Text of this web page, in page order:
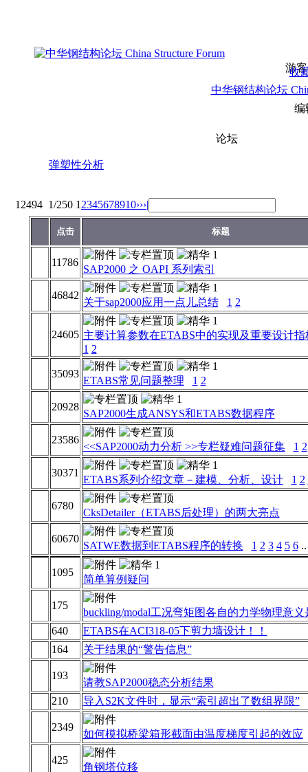
游
收
中华钢结构论坛
论坛
弹塑性分析
12494 1/250 1 2345678910›››|
点击 标题
11786
SAP2000 之 OAPI 系列索引
46842
关于sap2000应用一点儿总结 1 2
24605 主要计算参数在ETABS中的实现及重要设计指
1 2
35093
ETABS常见问题整理 1 2
20928
SAP2000生成ANSYS和ETABS数据程序
23586
<<SAP2000动力分析 >>专栏疑难问题征集 1 2
30371
ETABS系列介绍文章－建模、分析、设计 1 2
6780
CksDetailer（ETABS后处理）的两大亮点
60670
SATWE数据到ETABS程序的转换 1 2 3 4 5 6
1095
简单算例疑问
175
buckling/modal工况弯矩图各自的力学物理意义
640
ETABS在ACI318-05下剪力墙设计！！
164
关于结果的“警告信息”
193
请教SAP2000稳态分析结果
210
导入S2K文件时，显示“索引超出了数组界限”
2349
如何模拟桥梁箱形截面由温度梯度引起的效应
425
角钢塔位移